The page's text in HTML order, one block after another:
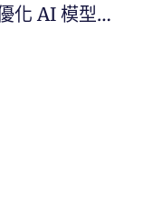
如何優化 AI 模型呼叫的成本與效益